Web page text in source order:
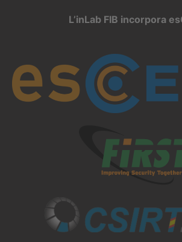
L’inLab FIB incorpora